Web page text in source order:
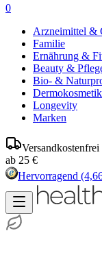
0
Arzneimittel &
Familie
Ernährung &
Beauty &
Bio- &
Dermokosmetik
Longevity
Marken
ab 25 €
Hervorragend